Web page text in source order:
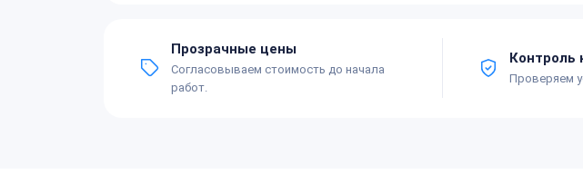
Прозрачные цены
Согласовываем стоимость до начала
работ.
Контроль
Проверяем